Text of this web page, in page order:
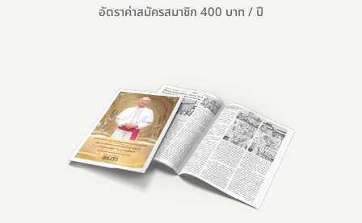
อัตราค่าสมัครสมาชิก 400 บาท / ปี